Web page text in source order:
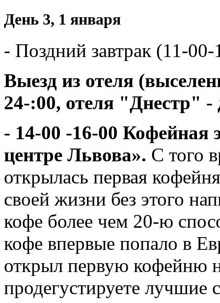
День 3, 1 января
- Поздний завтрак (11-
Выезд из отеля
24-:00, отеля "Днестр" -
- 14-00 -16-00 Кофейная
центре Львова». С того
открылась первая
своей жизни без этого
кофе более чем 20-ю
кофе впервые попало в
открыл первую кофейню
продегустируете лучшие